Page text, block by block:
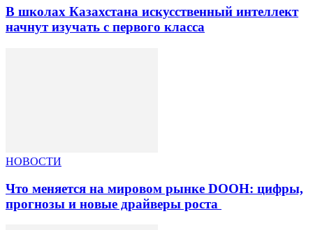
В школах Казахстана искусственный интеллект
начнут изучать с первого класса
НОВОСТИ
Что меняется на мировом рынке DOOH: цифры,
прогнозы и новые драйверы роста